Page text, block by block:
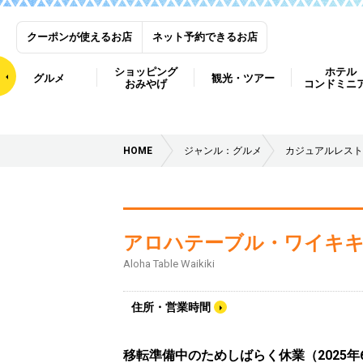
クーポンが使えるお店 ネット予約できるお店
グルメ
ショッピング
おみやげ
観光・ツアー
ホテル
コンドミニ
HOME ジャンル：グルメ カジュアルレス
アロハテーブル・ワイキ
Aloha Table Waikiki
住所・営業時間
移転準備中のためしばらく休業（2025